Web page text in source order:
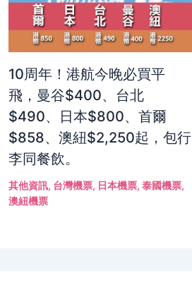
10周年！港航今晚必買平
飛，曼谷$400、台北
$490、日本$800、首爾
$858、澳紐$2,250起，包行
李同餐飲。
其他資訊, 台灣機票, 日本機票, 泰國機票,
澳紐機票